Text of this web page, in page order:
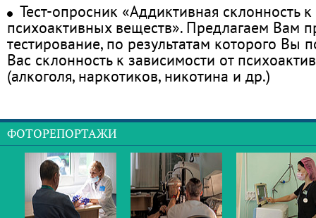
Тест-опросник «Аддиктивная склонность
психоактивных веществ». Предлагаем Вам
тестирование, по результатам которого Вы
Вас склонность к зависимости от
(алкоголя, наркотиков, никотина и др.)
ФОТОРЕПОРТАЖИ